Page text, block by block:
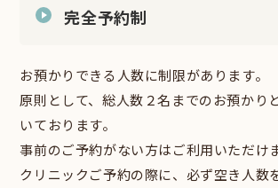
完全予約制
お預かりできる人数に制限があります。
原則として、総人数２名までのお預かり
いております。
事前のご予約がない方はご利用いただけ
クリニックご予約の際に、必ず空き人数